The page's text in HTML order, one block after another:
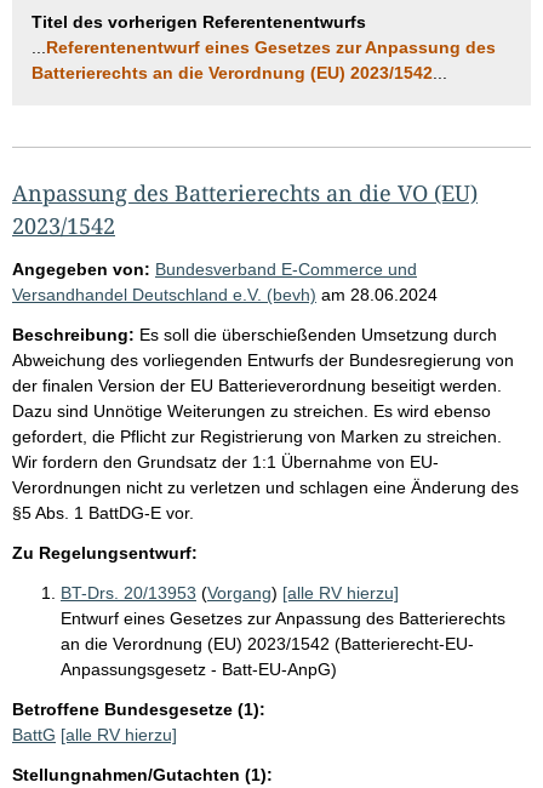
Titel des vorherigen Referentenentwurfs
Referentenentwurf eines Gesetzes zur Anpassung des
Batterierechts an die Verordnung (EU) 2023/1542
Anpassung des Batterierechts an die VO (EU)
2023/1542
Angegeben von: Bundesverband E-Commerce und
Versandhandel Deutschland e.V. (bevh) am 28.06.2024
Beschreibung: Es soll die überschießenden Umsetzung durch
Abweichung des vorliegenden Entwurfs der Bundesregierung von
der finalen Version der EU Batterieverordnung beseitigt werden.
Dazu sind Unnötige Weiterungen zu streichen. Es wird ebenso
gefordert, die Pflicht zur Registrierung von Marken zu streichen.
Wir fordern den Grundsatz der 1:1 Übernahme von EU-
Verordnungen nicht zu verletzen und schlagen eine Änderung des
§5 Abs. 1 BattDG-E vor.
Zu Regelungsentwurf:
BT-Drs. 20/13953 (Vorgang) [alle RV hierzu]
Entwurf eines Gesetzes zur Anpassung des Batterierechts
an die Verordnung (EU) 2023/1542 (Batterierecht-EU-
Anpassungsgesetz - Batt-EU-AnpG)
Betroffene Bundesgesetze (1):
BattG [alle RV hierzu]
Stellungnahmen/Gutachten (1):